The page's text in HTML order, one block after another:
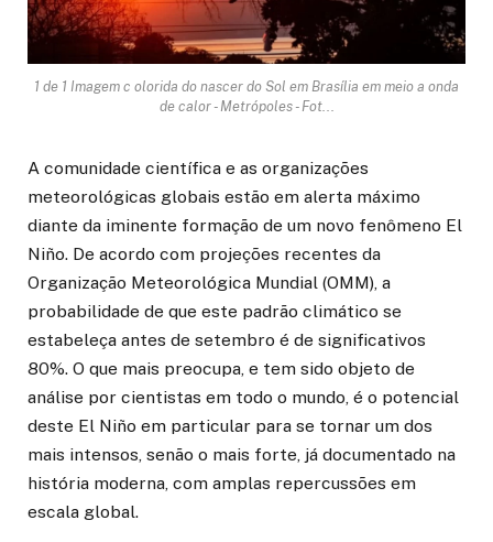
1 de 1 Imagem c olorida do nascer do Sol em Brasília em meio a onda
de calor - Metrópoles - Fot...
A comunidade científica e as organizações
meteorológicas globais estão em alerta máximo
diante da iminente formação de um novo fenômeno El
Niño. De acordo com projeções recentes da
Organização Meteorológica Mundial (OMM), a
probabilidade de que este padrão climático se
estabeleça antes de setembro é de significativos
80%. O que mais preocupa, e tem sido objeto de
análise por cientistas em todo o mundo, é o potencial
deste El Niño em particular para se tornar um dos
mais intensos, senão o mais forte, já documentado na
história moderna, com amplas repercussões em
escala global.